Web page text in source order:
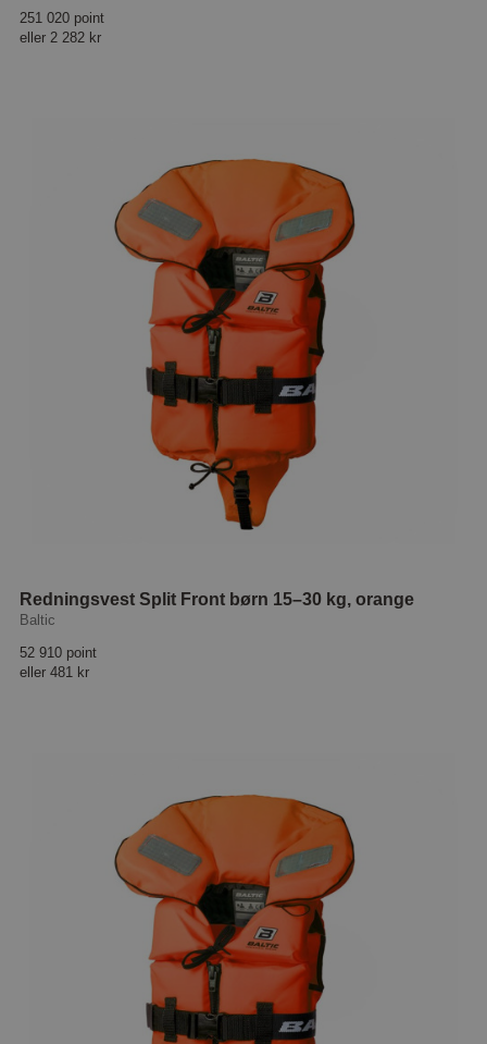
251 020 point
eller 2 282 kr
Redningsvest Split Front børn 15–30 kg, orange
Baltic
52 910 point
eller 481 kr